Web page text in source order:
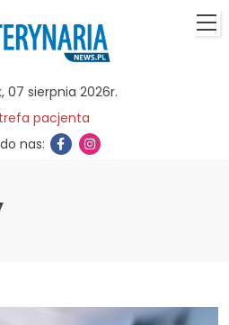
07 sierpnia 2026r.
pacjenta
nas: